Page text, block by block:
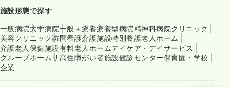
施設形態で探す
一般病院大学病院一般＋療養療養型病院精神科病院クリニック
美容クリニック訪問看護介護施設特別養護老人ホーム
介護老人保健施設有料老人ホームデイケア・デイサービス
グループホームサ高住障がい者施設健診センター保育園・学校
企業